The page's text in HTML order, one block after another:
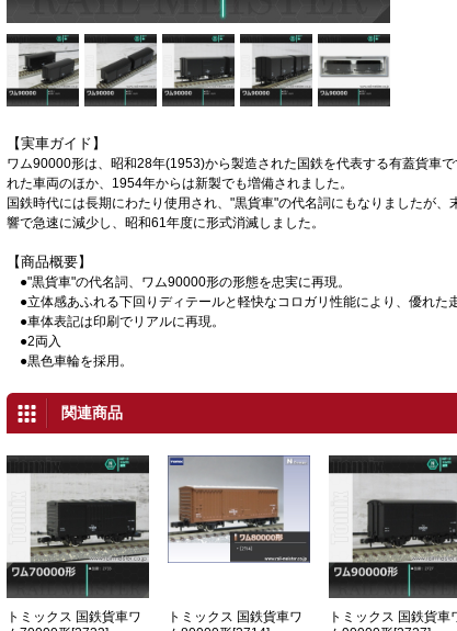
【実車ガイド】
ワム90000形は、昭和28年(1953)から製造された国鉄を代表する有蓋貨車
れた車両のほか、1954年からは新製でも増備されました。
国鉄時代には長期にわたり使用され、"黒貨車"の代名詞にもなりましたが
響で急速に減少し、昭和61年度に形式消滅しました。
【商品概要】
●"黒貨車"の代名詞、ワム90000形の形態を忠実に再現。
●立体感あふれる下回りディテールと軽快なコロガリ性能により、優れた
●車体表記は印刷でリアルに再現。
●2両入
●黒色車輪を採用。
関連商品
トミックス 国鉄貨車ワ
トミックス 国鉄貨車ワ
トミックス 国鉄貨車